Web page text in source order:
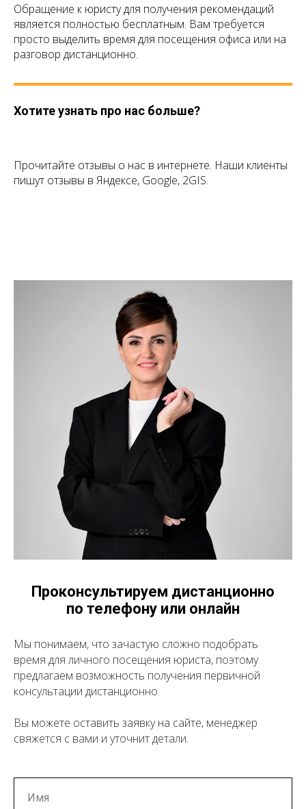
Обращение к юристу для получения рекомендаций
является полностью бесплатным. Вам требуется
просто выделить время для посещения офиса или на
разговор дистанционно.
Хотите узнать про нас больше?
Прочитайте отзывы о нас в интернете. Наши клиенты
пишут отзывы в Яндексе, Google, 2GIS.
Проконсультируем дистанционно
по телефону или онлайн
Мы понимаем, что зачастую сложно подобрать
время для личного посещения юриста, поэтому
предлагаем возможность получения первичной
консультации дистанционно.
Вы можете оставить заявку на сайте, менеджер
свяжется с вами и уточнит детали.
Имя